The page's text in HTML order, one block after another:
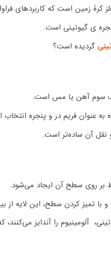
کرۀ زمین است که کاربردهای
ی گیوتینی است.
گردیده است؟
فریم در و پنجره انتخاب
نقل آن ساده‌تر است.
بر روی سطح آن ایجاد می‌شود.
تمیز کردن سطح، این لایه از
آلومینیوم را آندایز